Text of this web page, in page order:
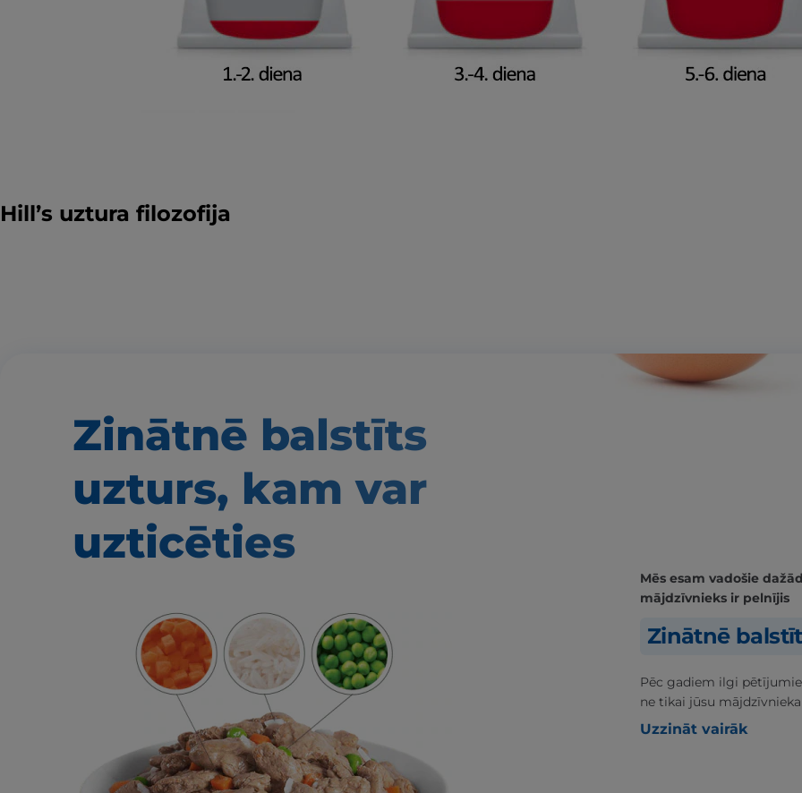
Hill’s uztura filozofija
Zinātnē balstīts
uzturs, kam var
uzticēties
Mēs esam vadošie
mājdzīvnieks ir pelnījis
Zinātnē
Pēc gadiem ilgi
ne tikai jūsu
Uzzināt vairāk